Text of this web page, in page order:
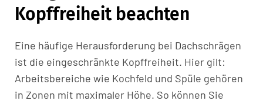
Kopffreiheit beachten
Eine häufige Herausforderung bei Dachschrägen
ist die eingeschränkte Kopffreiheit. Hier gilt:
Arbeitsbereiche wie Kochfeld und Spüle gehören
in Zonen mit maximaler Höhe. So können Sie